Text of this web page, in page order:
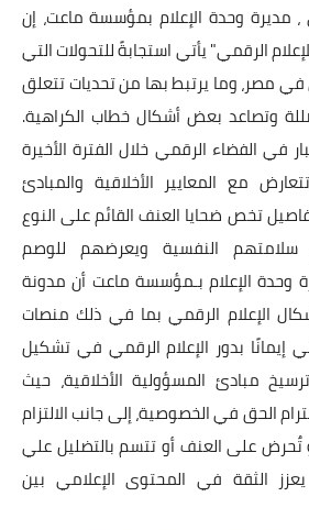
مديرة وحدة الإعلام بمؤسسة ماعت، إن
الرقمي" يأتي استجابةً للتحولات التي
مصر، وما يرتبط بها من تحديات تتعلق
وتصاعد بعض أشكال خطاب الكراهية.
في الفضاء الرقمي خلال الفترة الأخيرة
مع المعايير الأخلاقية والمبادئ
تخص ضحايا العنف القائم على النوع
سلامتهم النفسية ويعرضهم للوصم
وحدة الإعلام بـمؤسسة ماعت أن مدونة
الإعلام الرقمي بما في ذلك منصات
إيمانًا بدور الإعلام الرقمي في تشكيل
مبادئ المسؤولية الأخلاقية، حيث
الحق في الخصوصية، إلى جانب الالتزام
تٌحرض على العنف أو تتسم بالتضليل علي
يعزز الثقة في المحتوى الإعلامي بين